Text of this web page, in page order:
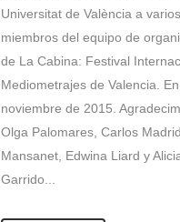
Universitat de València a varios
miembros del equipo de
de La Cabina: Festival
Mediometrajes de Valencia. En
noviembre de 2015.
Olga Palomares, Carlos
Mansanet, Edwina Liard y
Garrido...